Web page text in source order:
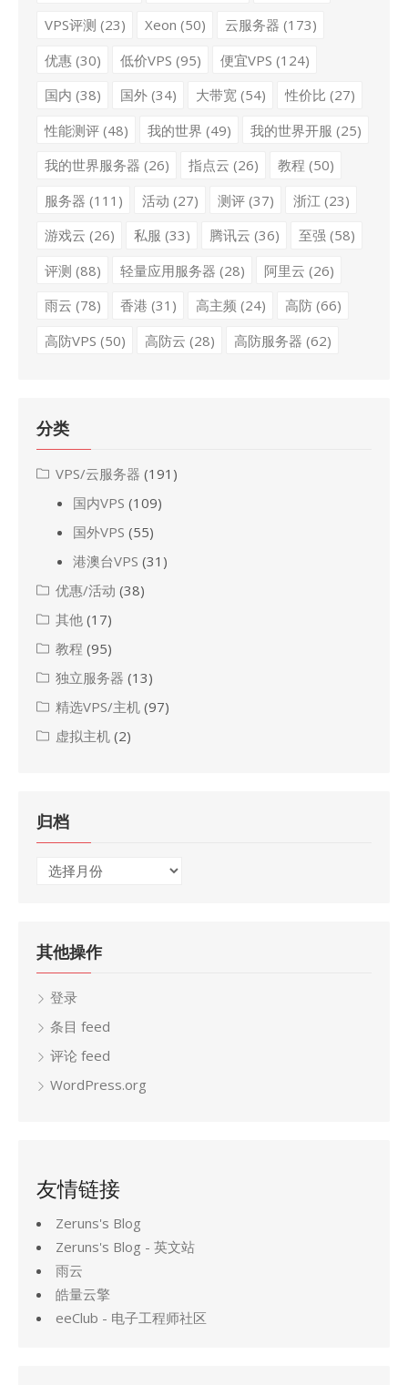
VPS评测 (23) Xeon (50) 云服务器 (173)
优惠(30) 低价VPS (95) 便宜VPS (124)
国内 (38) 国外(34) 大带宽(54) 性价比 (27)
性能测评(48) 我的世界 (49) 我的世界开服 (25)
我的世界服务器 (26) 指点云 (26) 教程 (50)
服务器 (111) 活动 (27) 测评(37) 浙江 (23)
游戏云 (26) 私服 (33) 腾讯云 (36) 至强 (58)
评测 (88) 轻量应用服务器 (28) 阿里云 (26)
雨云 (78) 香港 (31) 高主频 (24) 高防(66)
高防VPS (50) 高防云 (28) 高防服务器 (62)
分类
VPS/云服务器 (191)
国内VPS (109)
国外VPS (55)
港澳台VPS (31)
优惠/活动 (38)
其他 (17)
教程 (95)
独立服务器 (13)
精选VPS/主机 (97)
虚拟主机 (2)
归档
归
其他操作
登录
条目 feed
评论 feed
WordPress.org
友情链接
Zeruns's Blog
Zeruns's Blog - 英文站
雨云
皓量云擎
eeClub - 电子工程师社区